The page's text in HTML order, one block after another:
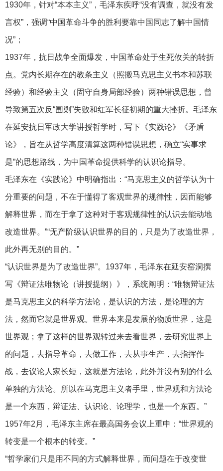
1930年，针对“本本主义”，毛泽东疾呼“没有调查，就没有发
言权”，强调“中国革命斗争的胜利要靠中国同志了解中国情
况”；
1937年，抗日战争全面爆发，中国革命处于生死攸关的转折
点。党内长期存在的教条主义（照搬马克思主义书本和苏联
经验）和经验主义（固守自身局部经验）两种错误思想，曾
导致第五次反“围剿”失败和红军长征初期的重大挫折。毛泽东
在延安抗日军政大学讲授哲学时，写下《实践论》《矛盾
论》，旨在从哲学高度清算这两种错误思想，确立“实事求
是”的思想路线，为中国革命提供科学的认识论指导。
毛泽东在《实践论》中明确指出：“马克思主义的哲学认为十
分重要的问题，不在于懂得了客观世界的规律性，因而能够
解释世界，而在于拿了这种对于客观规律性的认识去能动地
改造世界。”“无产阶级认识世界的目的，只是为了改造世界，
此外再无别的目的。”
“认识世界是为了改造世界”。1937年，毛泽东在延安窑洞撰
写《辩证法唯物论（讲授提纲）》，系统阐明：“唯物辩证法
是马克思主义的科学方法论，是认识的方法，是论理的方
法，然而它就是世界观。世界本来是发展的物质世界，这是
世界观；拿了这样的世界观转过来去看世界，去研究世界上
的问题，去指导革命，去做工作，去从事生产，去指挥作
战，去议论人家长短，这就是方法论，此外并没有别的什么
单独的方法论。所以在马克思主义者手里，世界观和方法论
是一个东西，辩证法、认识论、论理学，也是一个东西。”
1957年2月，毛泽东主席在最高国务会议上重申：“世界观的
转变是一个根本的转变。”
“哲学家们只是用不同的方式解释世界，而问题在于改变世